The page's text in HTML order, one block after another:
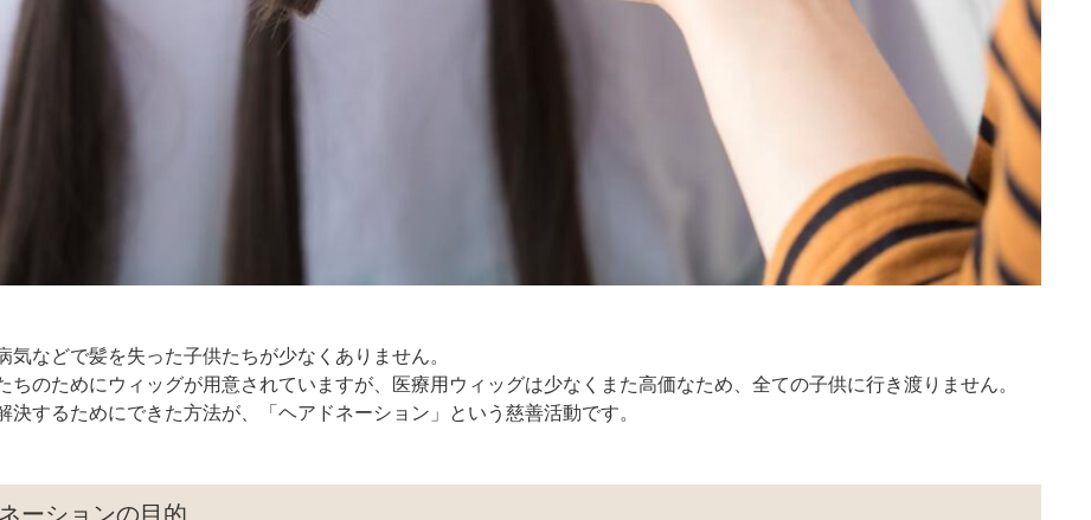
気などで髪を失った子供たちが少なくありません。
ちのためにウィッグが用意されていますが、医療用ウィッグは少なくまた高価なため、全ての子供に行き渡りません。
決するためにできた方法が、「ヘアドネーション」という慈善活動です。
ーションの目的